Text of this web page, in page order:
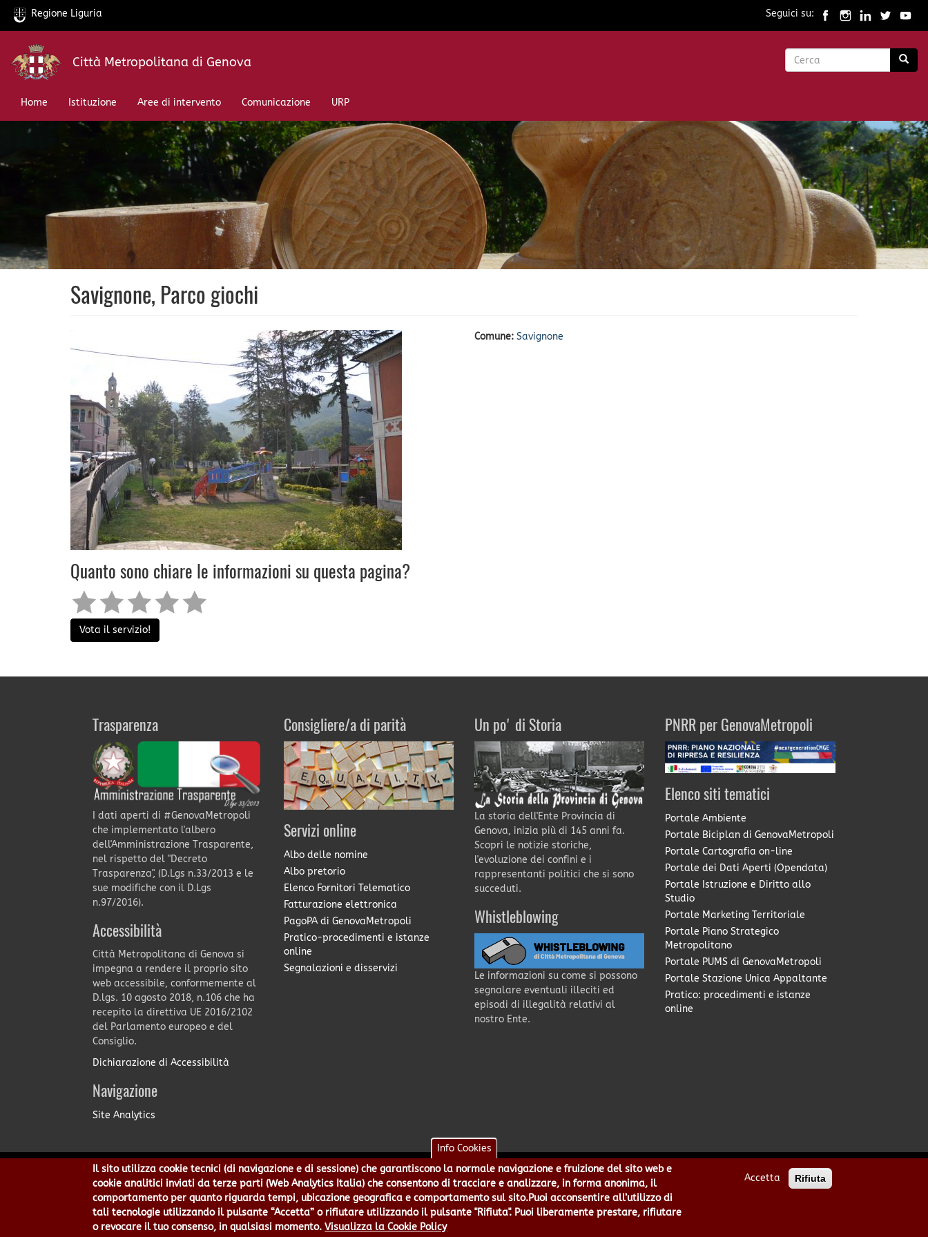
Salta
contenuto
Regione Liguria Seguici su:
Città Metropolitana di Genova
Form
Home
Istituzione Aree di intervento Comunicazione URP
Savignone, Parco giochi
Comune: Savignone
Quanto sono chiare le informazioni su questa pagina?
Vota il servizio!
Trasparenza
I dati aperti di #GenovaMetropoli
che implementato l'albero
dell'Amministrazione Trasparente,
nel rispetto del "Decreto
Trasparenza", (D.Lgs n.33/2013 e le
sue modifiche con il D.Lgs
n.97/2016).
Accessibilità
Città Metropolitana di Genova si
impegna a rendere il proprio sito
web accessibile, conformemente al
D.lgs. 10 agosto 2018, n.106 che ha
recepito la direttiva UE 2016/2102
del Parlamento europeo e del
Consiglio.
Dichiarazione di Accessibilità
Navigazione
Site Analytics
Consigliere/a di parità
Servizi online
Albo delle nomine
Albo pretorio
Elenco Fornitori Telematico
Fatturazione elettronica
PagoPA di GenovaMetropoli
Pratico-procedimenti e istanze
online
Segnalazioni e disservizi
Un po' di Storia
La storia dell'Ente Provincia di
Genova, inizia più di 145 anni fa.
Scopri le notizie storiche,
l'evoluzione dei confini e i
rappresentanti politici che si sono
succeduti.
Whistleblowing
Le informazioni su come si possono
segnalare eventuali illeciti ed
episodi di illegalità relativi al
nostro Ente.
PNRR per GenovaMetropoli
Elenco siti tematici
Portale Ambiente
Portale Biciplan di GenovaMetropoli
Portale Cartografia on-line
Portale dei Dati Aperti (Opendata)
Portale Istruzione e Diritto allo
Studio
Portale Marketing Territoriale
Portale Piano Strategico
Metropolitano
Portale PUMS di GenovaMetropoli
Portale Stazione Unica Appaltante
Pratico: procedimenti e istanze
online
Città Metropolitana di Genova - Piazzale Mazzini 2 -16122 - Genova | CF:80007350103 - P.Iva: 00949170104 | Codice IPA: cmge
Centralino 010 54991 Fax 010 5499244 URP 010 5499456 Num.Verde 800 509420 | P.E.C.:pec@cert.cittametropolitana.genova.it
Privacy| Tecnologie e Accessibilità|Note Legali|Contatti per il sito Web|Statistiche|area riservata
Info Cookies
Il sito utilizza cookie tecnici (di navigazione e di sessione) che garantiscono la normale navigazione e fruizione del sito web e
cookie analitici inviati da terze parti (Web Analytics Italia) che consentono di tracciare e analizzare, in forma anonima, il
comportamento per quanto riguarda tempi, ubicazione geografica e comportamento sul sito.Puoi acconsentire all’utilizzo di
tali tecnologie utilizzando il pulsante “Accetta” o rifiutare utilizzando il pulsante "Rifiuta". Puoi liberamente prestare, rifiutare
o revocare il tuo consenso, in qualsiasi momento. Visualizza la Cookie Policy
Accetta Rifiuta